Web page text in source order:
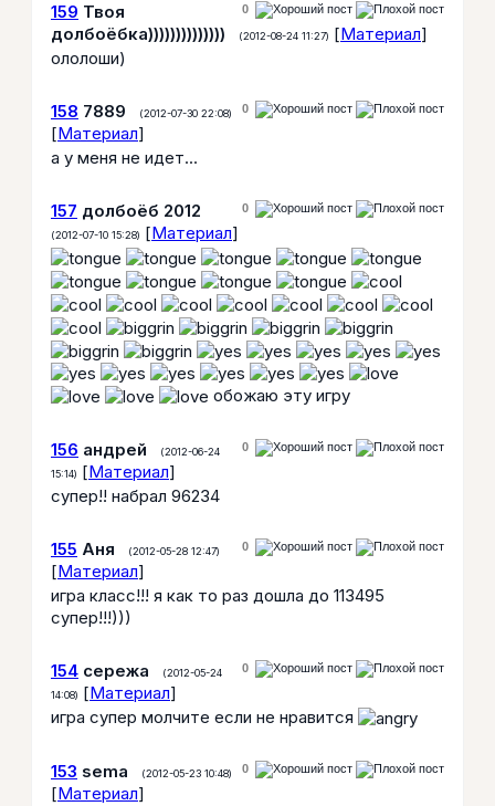
0
159 Твоя
долбоёбка))))))))))))))
(2012-08-24 11:27) [Материал]
ололоши)
0
158 7889 (2012-07-30 22:08)
[Материал]
а у меня не идет...
0
157 долбоёб 2012
(2012-07-10 15:28) [Материал]
обожаю эту игру
0
156 андрей
(2012-06-24
15:14) [Материал]
супер!! набрал 96234
0
155 Аня (2012-05-28 12:47)
[Материал]
игра класс!!! я как то раз дошла до 113495
супер!!!)))
0
154 сережа
(2012-05-24
14:08) [Материал]
игра супер молчите если не нравится
0
153 sema (2012-05-23 10:48)
[Материал]